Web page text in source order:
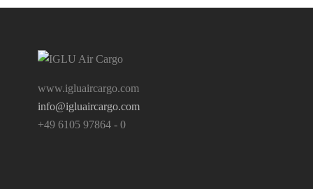
www.igluaircargo.com
info@igluaircargo.com
+49 6105 97864 - 0